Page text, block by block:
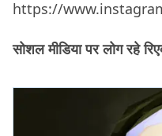
https://
सोशल मीडिया पर लोग रहे